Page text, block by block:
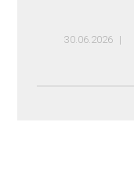
30.06.2026